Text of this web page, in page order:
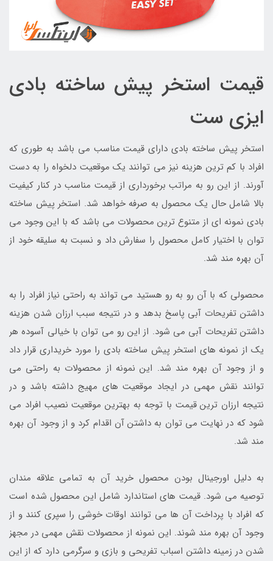
قیمت استخر پیش ساخته بادی
ایزی ست
استخر پیش ساخته بادی دارای قیمت مناسب می باشد به طوری که
افراد با کم ترین هزینه نیز می توانند یک موقعیت دلخواه را به دست
آورند. از این رو به مراتب برخورداری از قیمت مناسب در کنار کیفیت
بالا شامل حال یک محصول به صرفه خواهد شد. استخر پیش ساخته
بادی نمونه ای از متنوع ترین محصولات می باشد که با این وجود می
توان با اختیار کامل محصول را سفارش داد و نسبت به سلیقه خود از
آن بهره مند شد.
محصولی که با آن رو به رو هستید می تواند به راحتی نیاز افراد را به
داشتن تفریحات آبی پاسخ بدهد و در نتیجه سبب ارزان شدن هزینه
داشتن تفریحات آبی می شود. از این رو می توان با خیالی آسوده هر
یک از نمونه های استخر پیش ساخته بادی را مورد خریداری قرار داد
و از وجود آن بهره مند شد. این نمونه از محصولات به راحتی می
توانند نقش مهمی در ایجاد موقعیت های مهیج داشته باشد و در
نتیجه ارزان ترین قیمت با توجه به بهترین موقعیت نصیب افراد می
شود که در نهایت می توان به داشتن آن اقدام کرد و از وجود آن بهره
مند شد.
به دلیل اورجینال بودن محصول خرید آن به تمامی علاقه مندان
توصیه می شود. قیمت های استاندارد شامل این محصول شده است
که افراد با پرداخت آن ها می توانند اوقات خوشی را سپری کنند و از
وجود آن بهره مند شوند. این نمونه از محصولات نقش مهمی در مجهز
شدن در زمینه داشتن اسباب تفریحی و بازی و سرگرمی دارد که از این